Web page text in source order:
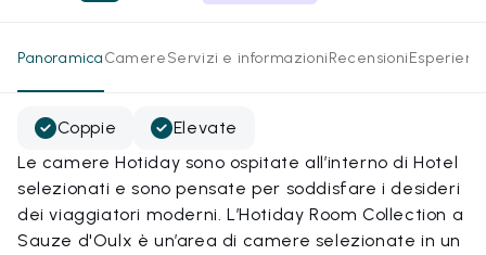
PanoramicaCamereServizi e informazioniRecensioni
Coppie
Elevate
Le camere Hotiday sono ospitate all’interno di Hotel
selezionati e sono pensate per soddisfare i desideri
dei viaggiatori moderni. L’Hotiday Room Collection a
Sauze d'Oulx è un’area di camere selezionate in un